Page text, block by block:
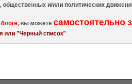
и/или политических
, вы можетесамостоятельно
или "Черный список"